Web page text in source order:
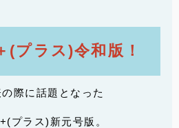
(プラス)令和版！
際に話題となった
プラス)新元号版。